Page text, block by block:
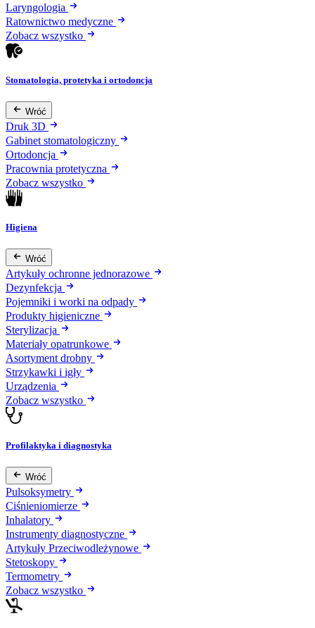
Laryngologia
Ratownictwo medyczne
Zobacz wszystko
Stomatologia, protetyka i ortodoncja
Wróć
Druk 3D
Gabinet stomatologiczny
Ortodoncja
Pracownia protetyczna
Zobacz wszystko
Higiena
Wróć
Artykuły ochronne jednorazowe
Dezynfekcja
Pojemniki i worki na odpady
Produkty higieniczne
Sterylizacja
Materiały opatrunkowe
Asortyment drobny
Strzykawki i igły
Urządzenia
Zobacz wszystko
Profilaktyka i diagnostyka
Wróć
Pulsoksymetry
Ciśnieniomierze
Inhalatory
Instrumenty diagnostyczne
Artykuły Przeciwodleżynowe
Stetoskopy
Termometry
Zobacz wszystko